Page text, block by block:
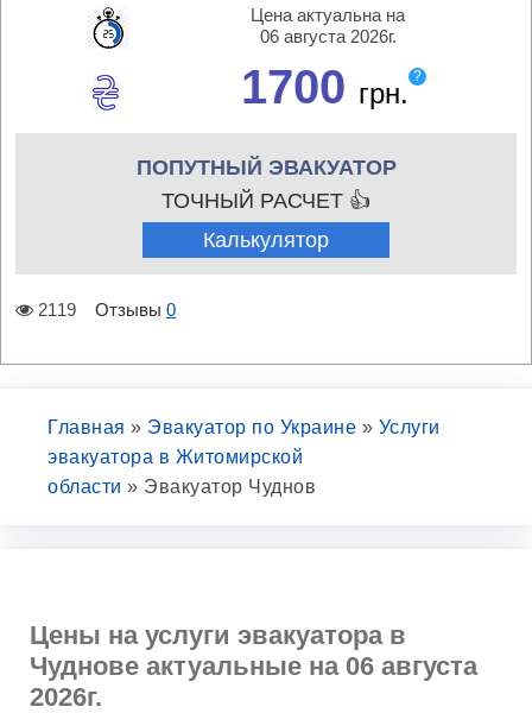
Цена актуальна на
06 августа 2026г.
1700 грн.
?
ПОПУТНЫЙ ЭВАКУАТОР
ТОЧНЫЙ РАСЧЕТ 👍
Калькулятор
2119 Отзывы 0
Главная » Эвакуатор по Украине » Услуги
эвакуатора в Житомирской
области » Эвакуатор Чуднов
Цены на услуги эвакуатора в
Чуднове актуальные на 06 августа
2026г.